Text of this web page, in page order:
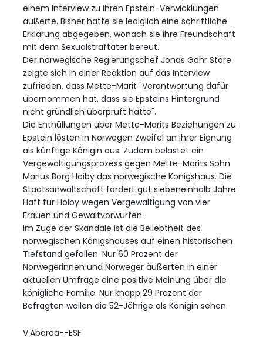
einem Interview zu ihren Epstein-Verwicklungen
äußerte. Bisher hatte sie lediglich eine schriftliche
Erklärung abgegeben, wonach sie ihre Freundschaft
mit dem Sexualstraftäter bereut.
Der norwegische Regierungschef Jonas Gahr Störe
zeigte sich in einer Reaktion auf das Interview
zufrieden, dass Mette-Marit "Verantwortung dafür
übernommen hat, dass sie Epsteins Hintergrund
nicht gründlich überprüft hatte".
Die Enthüllungen über Mette-Marits Beziehungen zu
Epstein lösten in Norwegen Zweifel an ihrer Eignung
als künftige Königin aus. Zudem belastet ein
Vergewaltigungsprozess gegen Mette-Marits Sohn
Marius Borg Hoiby das norwegische Königshaus. Die
Staatsanwaltschaft fordert gut siebeneinhalb Jahre
Haft für Hoiby wegen Vergewaltigung von vier
Frauen und Gewaltvorwürfen.
Im Zuge der Skandale ist die Beliebtheit des
norwegischen Königshauses auf einen historischen
Tiefstand gefallen. Nur 60 Prozent der
Norwegerinnen und Norweger äußerten in einer
aktuellen Umfrage eine positive Meinung über die
königliche Familie. Nur knapp 29 Prozent der
Befragten wollen die 52-Jährige als Königin sehen.
V.Abaroa--ESF